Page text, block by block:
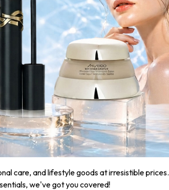
care, and lifestyle goods at irresistible prices.
we've got you covered!